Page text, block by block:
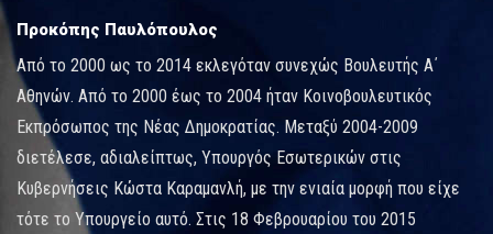
Προκόπης Παυλόπουλος
Από το 2000 ως το 2014 εκλεγόταν συνεχώς Βουλευτής Α΄
Αθηνών. Από το 2000 έως το 2004 ήταν Κοινοβουλευτικός
Εκπρόσωπος της Νέας Δημοκρατίας. Μεταξύ 2004-2009
διετέλεσε, αδιαλείπτως, Υπουργός Εσωτερικών στις
Κυβερνήσεις Κώστα Καραμανλή, με την ενιαία μορφή που είχε
τότε το Υπουργείο αυτό. Στις 18 Φεβρουαρίου του 2015